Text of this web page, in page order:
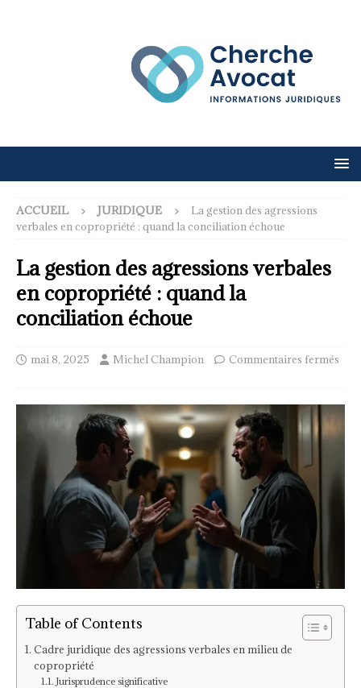
ACCUEIL JURIDIQUE
La gestion des agressions
verbales en copropriété : quand la conciliation échoue
La gestion des agressions verbales
en copropriété : quand la
conciliation échoue
mai 8, 2025 Michel Champion Commentaires fermés
Table of Contents
Cadre juridique des agressions verbales en milieu de
copropriété
Jurisprudence significative